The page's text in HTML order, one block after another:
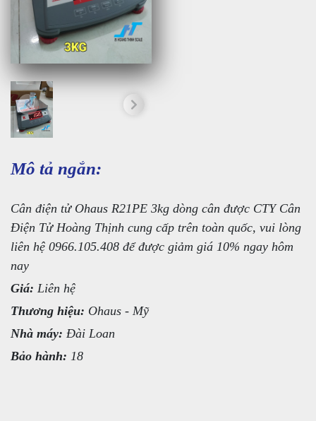
Mô tả ngắn:
Cân điện tử Ohaus R21PE 3kg dòng cân được CTY Cân
Điện Tử Hoàng Thịnh cung cấp trên toàn quốc, vui lòng
liên hệ 0966.105.408 để được giảm giá 10% ngay hôm
nay
Giá: Liên hệ
Thương hiệu: Ohaus - Mỹ
Nhà máy: Đài Loan
Bảo hành: 18